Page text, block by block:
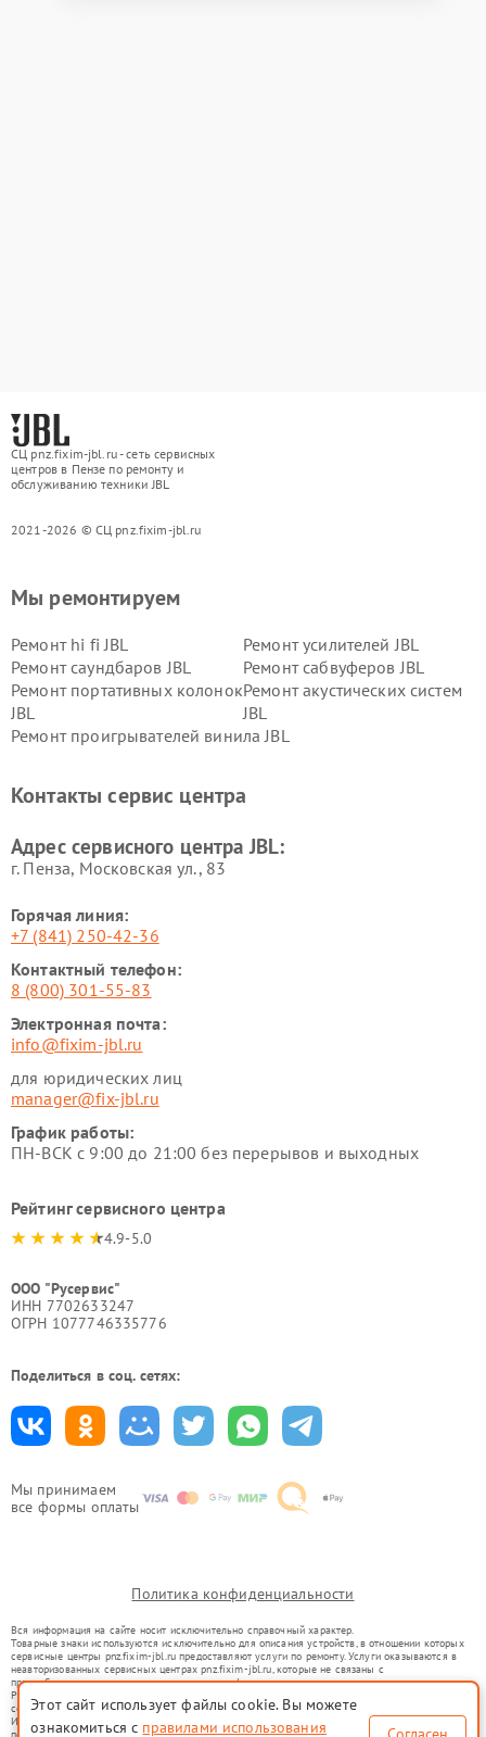
СЦ pnz.fixim-jbl.ru - сеть сервисных
центров в Пензе по ремонту и
обслуживанию техники JBL
2021-2026 © СЦ pnz.fixim-jbl.ru
Мы принимаем
все формы оплаты
Мы ремонтируем
Ремонт hi fi JBL
Ремонт усилителей JBL
Ремонт саундбаров JBL
Ремонт сабвуферов JBL
Ремонт портативных колонок
JBL
Ремонт акустических систем
JBL
Ремонт проигрывателей винила JBL
Контакты сервис центра
Адрес сервисного центра JBL:
г. Пенза, Московская ул., 83
Горячая линия:
+7 (841) 250-42-36
Контактный телефон:
8 (800) 301-55-83
Электронная почта:
info@fixim-jbl.ru
для юридических лиц
manager@fix-jbl.ru
График работы:
ПН-ВСК с 9:00 до 21:00 без перерывов и выходных
Рейтинг сервисного центра
4.9-5.0
ООО "Русервис"
ИНН 7702633247
ОГРН 1077746335776
Поделиться в соц. сетях:
Политика конфиденциальности
Вся информация на сайте носит исключительно справочный характер.
Товарные знаки используются исключительно для описания устройств, в отношении которых
сервисные центры pnz.fixim-jbl.ru предоставляют услуги по ремонту. Услуги оказываются в
неавторизованных сервисных центрах pnz.fixim-jbl.ru, которые не связаны с
правообладателями товарных знаков или их официальными представителями.
Ремонт осуществляется для устройств, уже введенных в гражданский оборот в соответствии
со статьей 1487 ГК РФ.
Использование товарных знаков не преследует цели индивидуализации услуг или введения
Этот сайт использует файлы cookie. Вы можете
ознакомиться с правилами использования